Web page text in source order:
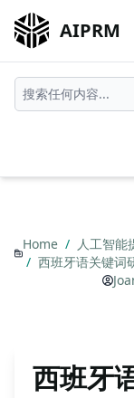
AIPRM
Home / 人工智能
/ 西班牙语关键词
西班牙